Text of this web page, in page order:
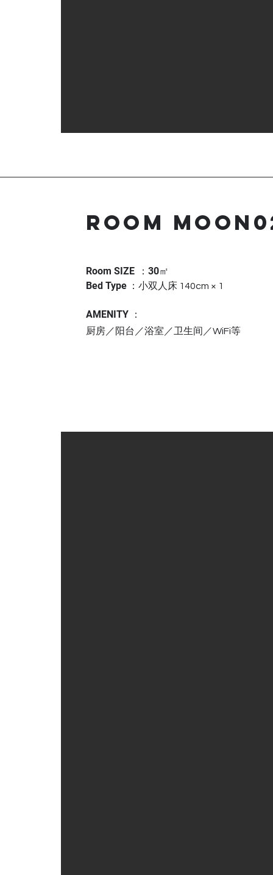
ROOM
Room SIZE ：30㎡
Bed Type ： 小双人床 140cm × 1
AMENITY ：
厨房／阳台／浴室／卫生间 ／WiFi等